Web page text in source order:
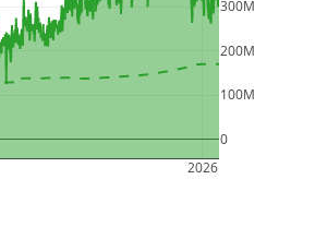
2026
0
100M
200M
300M